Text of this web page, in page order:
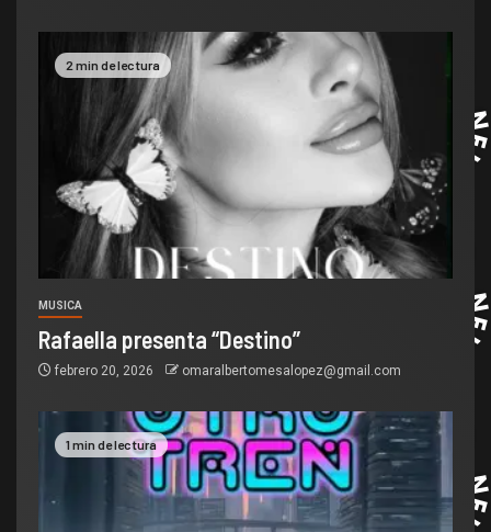
2 min de lectura
MUSICA
Rafaella presenta “Destino”
febrero 20, 2026 omaralbertomesalopez@gmail.com
1 min de lectura